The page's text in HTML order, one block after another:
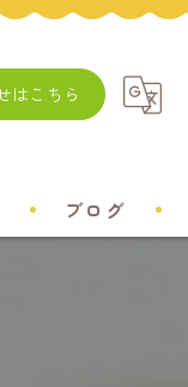
はこちら
ブログ